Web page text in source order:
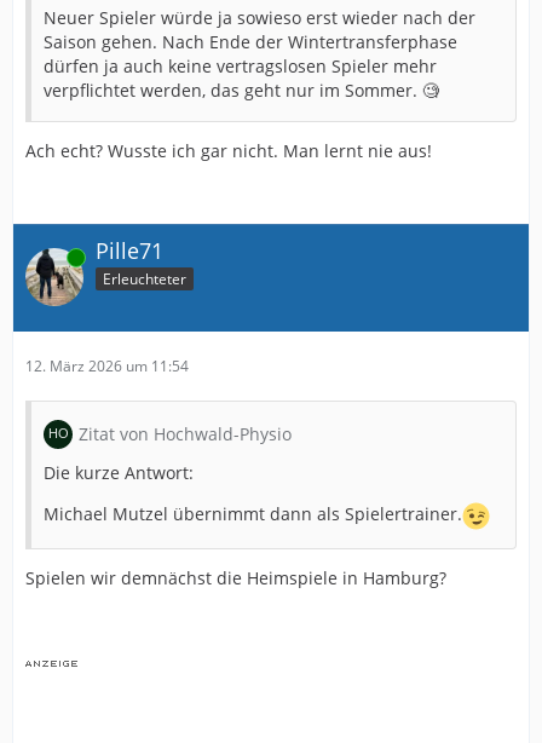
Neuer Spieler würde ja sowieso erst wieder nach der
Saison gehen. Nach Ende der Wintertransferphase
dürfen ja auch keine vertragslosen Spieler mehr
verpflichtet werden, das geht nur im Sommer. 🧐
Ach echt? Wusste ich gar nicht. Man lernt nie aus!
Online Pille71
Erleuchteter
12. März 2026 um 11:54
Zitat von Hochwald-Physio
Die kurze Antwort:
Michael Mutzel übernimmt dann als Spielertrainer.
Spielen wir demnächst die Heimspiele in Hamburg?